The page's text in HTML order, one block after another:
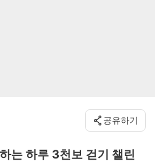
공유하기
는 하루 3천보 걷기 챌린